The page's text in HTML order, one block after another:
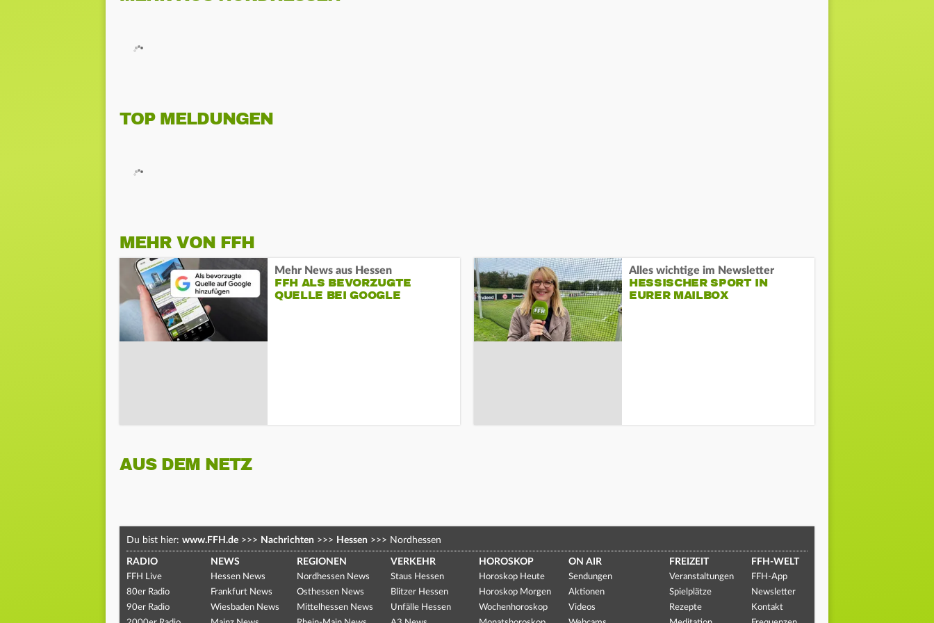
TOP MELDUNGEN
MEHR VON FFH
Mehr News aus Hessen
FFH ALS BEVORZUGTE
QUELLE BEI GOOGLE
Alles wichtige im Newsletter
HESSISCHER SPORT IN
EURER MAILBOX
AUS DEM NETZ
Du bist hier: www.FFH.de >>> Nachrichten >>> Hessen >>> Nordhessen
RADIO
FFH Live
80er Radio
90er Radio
NEWS
Hessen News
Frankfurt News
Wiesbaden News
REGIONEN
Nordhessen News
Osthessen News
Mittelhessen News
VERKEHR
Staus Hessen
Blitzer Hessen
Unfälle Hessen
HOROSKOP
Horoskop Heute
Horoskop Morgen
Wochenhoroskop
ON AIR
Sendungen
Aktionen
Videos
FREIZEIT
Veranstaltungen
Spielplätze
Rezepte
FFH-WELT
FFH-App
Newsletter
Kontakt